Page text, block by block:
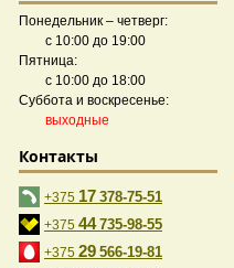
Понедельник – четверг:
с 10:00 до 19:00
Пятница:
с 10:00 до 18:00
Суббота и воскресенье:
выходные
Контакты
+375 17 378-75-51
+375 44 735-98-55
+375 29 566-19-81